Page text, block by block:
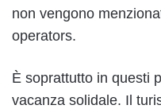
non vengono
operators.
È soprattutto in questi
vacanza solidale. Il